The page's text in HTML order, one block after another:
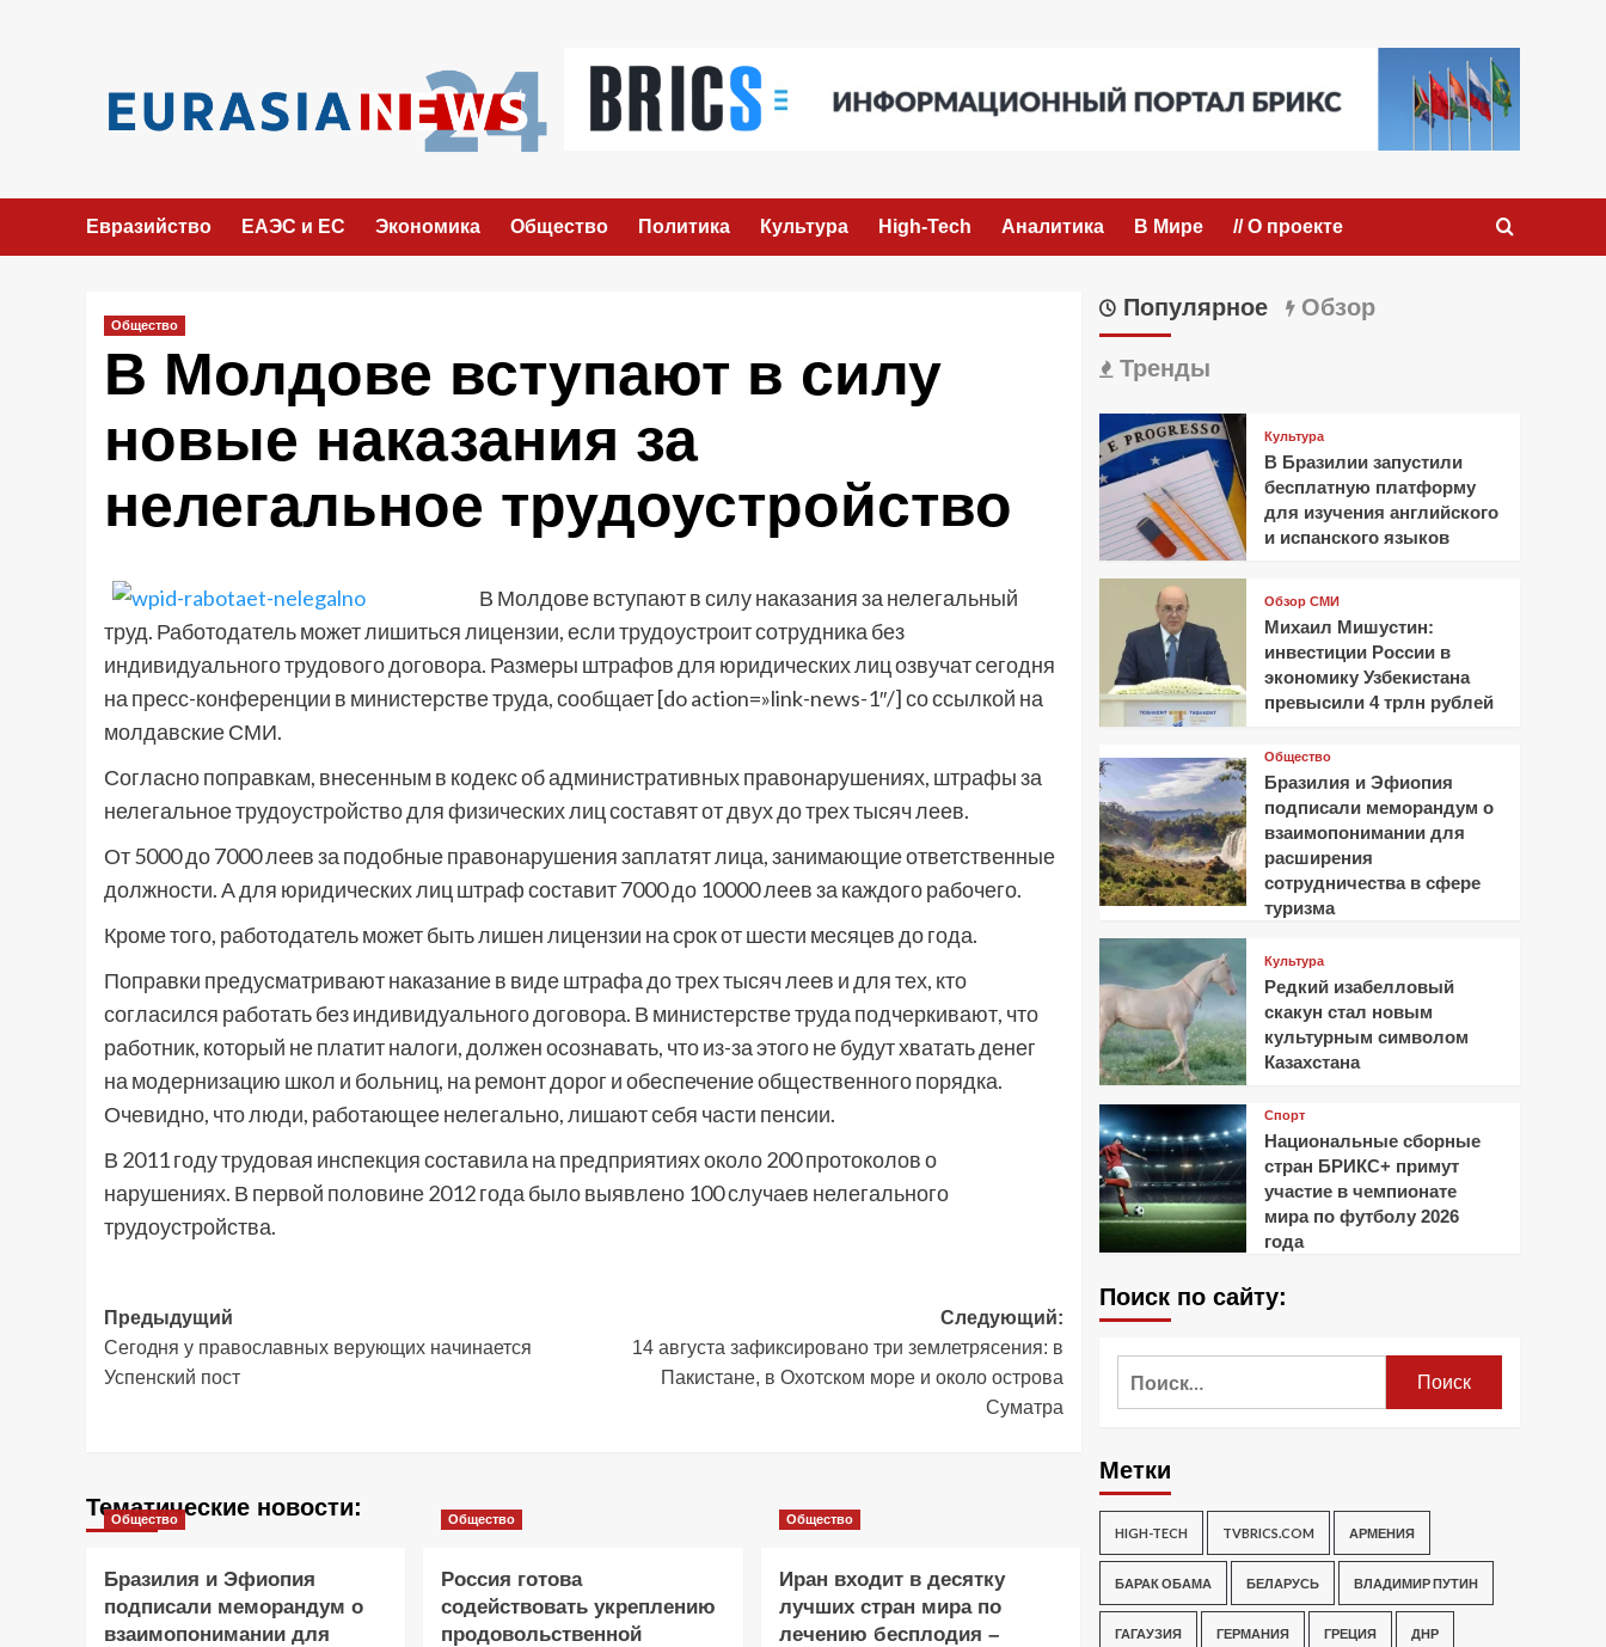
Евразийство ЕАЭС и ЕС Экономика Общество Политика Культура High-Tech Аналитика В Мире // О проекте
Общество
В Молдове вступают в силу
новые наказания за
нелегальное трудоустройство
В Молдове вступают в силу наказания за нелегальный
труд. Работодатель может лишиться лицензии, если трудоустроит сотрудника без
индивидуального трудового договора. Размеры штрафов для юридических лиц озвучат сегодня
на пресс-конференции в министерстве труда, сообщает [do action=»link-news-1″/] со ссылкой на
молдавские СМИ.
Согласно поправкам, внесенным в кодекс об административных правонарушениях, штрафы за
нелегальное трудоустройство для физических лиц составят от двух до трех тысяч леев.
От 5000 до 7000 леев за подобные правонарушения заплатят лица, занимающие ответственные
должности. А для юридических лиц штраф составит 7000 до 10000 леев за каждого рабочего.
Кроме того, работодатель может быть лишен лицензии на срок от шести месяцев до года.
Поправки предусматривают наказание в виде штрафа до трех тысяч леев и для тех, кто
согласился работать без индивидуального договора. В министерстве труда подчеркивают, что
работник, который не платит налоги, должен осознавать, что из-за этого не будут хватать денег
на модернизацию школ и больниц, на ремонт дорог и обеспечение общественного порядка.
Очевидно, что люди, работающее нелегально, лишают себя части пенсии.
В 2011 году трудовая инспекция составила на предприятиях около 200 протоколов о
нарушениях. В первой половине 2012 года было выявлено 100 случаев нелегального
трудоустройства.
Навигация
записи
Предыдущий
Сегодня у православных верующих начинается
Успенский пост
Следующий:
14 августа зафиксировано три землетрясения: в
Пакистане, в Охотском море и около острова
Суматра
Тематические новости:
Общество
Бразилия и Эфиопия
подписали меморандум о
взаимопонимании для
Общество
Россия готова
содействовать укреплению
продовольственной
Общество
Иран входит в десятку
лучших стран мира по
лечению бесплодия –
Популярное Обзор
Тренды
Культура
В Бразилии запустили
бесплатную платформу
для изучения английского
и испанского языков
Обзор СМИ
Михаил Мишустин:
инвестиции России в
экономику Узбекистана
превысили 4 трлн рублей
Общество
Бразилия и Эфиопия
подписали меморандум о
взаимопонимании для
расширения
сотрудничества в сфере
туризма
Культура
Редкий изабелловый
скакун стал новым
культурным символом
Казахстана
Спорт
Национальные сборные
стран БРИКС+ примут
участие в чемпионате
мира по футболу 2026
года
Поиск по сайту:
Метки
HIGH-TECH TVBRICS.COM АРМЕНИЯ
БАРАК ОБАМА БЕЛАРУСЬ ВЛАДИМИР ПУТИН
ГАГАУЗИЯ ГЕРМАНИЯ ГРЕЦИЯ ДНР